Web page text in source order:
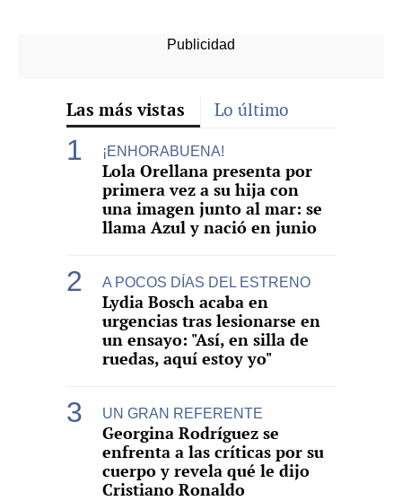
Las más vistas Lo último
¡ENHORABUENA!
Lola Orellana presenta por
primera vez a su hija con
una imagen junto al mar: se
llama Azul y nació en junio
A POCOS DÍAS DEL ESTRENO
Lydia Bosch acaba en
urgencias tras lesionarse en
un ensayo: "Así, en silla de
ruedas, aquí estoy yo"
UN GRAN REFERENTE
Georgina Rodríguez se
enfrenta a las críticas por su
cuerpo y revela qué le dijo
Cristiano Ronaldo